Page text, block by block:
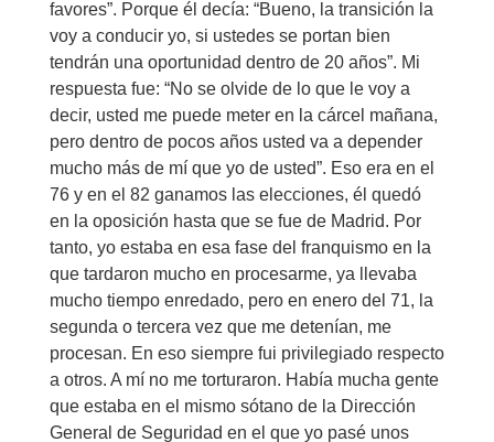
favores”. Porque él decía: “Bueno, la transición la
voy a conducir yo, si ustedes se portan bien
tendrán una oportunidad dentro de 20 años”. Mi
respuesta fue: “No se olvide de lo que le voy a
decir, usted me puede meter en la cárcel mañana,
pero dentro de pocos años usted va a depender
mucho más de mí que yo de usted”. Eso era en el
76 y en el 82 ganamos las elecciones, él quedó
en la oposición hasta que se fue de Madrid. Por
tanto, yo estaba en esa fase del franquismo en la
que tardaron mucho en procesarme, ya llevaba
mucho tiempo enredado, pero en enero del 71, la
segunda o tercera vez que me detenían, me
procesan. En eso siempre fui privilegiado respecto
a otros. A mí no me torturaron. Había mucha gente
que estaba en el mismo sótano de la Dirección
General de Seguridad en el que yo pasé unos